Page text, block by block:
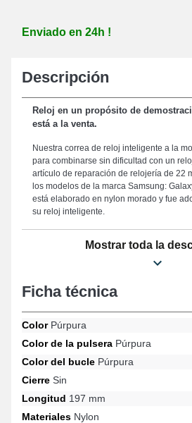
Enviado en 24h !
Descripción
Reloj en un propósito de
está a la venta.
Nuestra correa de reloj inteligente a la
para combinarse sin dificultad con un
artículo de reparación de relojería de 22
los modelos de la marca Samsung:
está elaborado en nylon morado y fue
su reloj inteligente.
para ofrecer un mecanismo de sujeción
Fabricado para permitir un ajuste
en tela" presenta un ancho de 22 mm, lo
elección perfecta para todas las
de 22 mm tiene una longitud de 197 mm.
resistencia, esta correa de reloj se
ofrece una calidad notable para su
clásico de este tipo de correa de reloj ha
entusiastas que aprecian una
perfectamente a las expectativas de los
Esta versión de correa de reloj inteligente
Mostrar toda la
Ficha técnica
ColorPúrpura
Color de la pulsera Púrpura
Color del bucle Púrpura
Cierre Sin
Longitud 197 mm
Materiales Nylon